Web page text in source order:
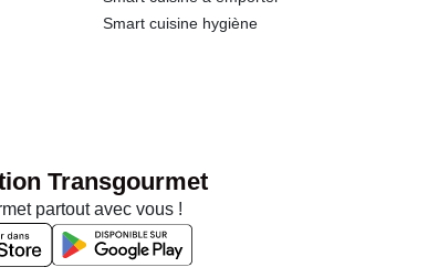
Smart cuisine hygiène
Transgourmet
partout avec vous !